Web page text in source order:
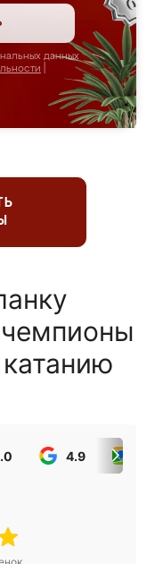
данных
4.9